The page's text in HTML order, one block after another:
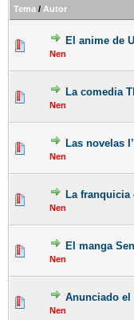
Tema / Autor
El anime de
Nen
La comedia
Nen
Las novelas
Nen
La
Nen
El manga
Nen
Anunciado el
Nen